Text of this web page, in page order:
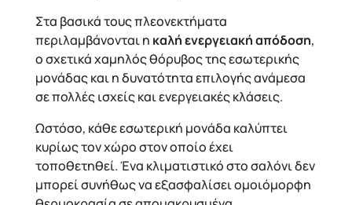
Στα βασικά τους πλεονεκτήματα
περιλαμβάνονται η καλή ενεργειακή απόδοση,
ο σχετικά χαμηλός θόρυβος της εσωτερικής
μονάδας και η δυνατότητα επιλογής ανάμεσα
σε πολλές ισχείς και ενεργειακές κλάσεις.
Ωστόσο, κάθε εσωτερική μονάδα καλύπτει
κυρίως τον χώρο στον οποίο έχει
τοποθετηθεί. Ένα κλιματιστικό στο σαλόνι δεν
μπορεί συνήθως να εξασφαλίσει ομοιόμορφη